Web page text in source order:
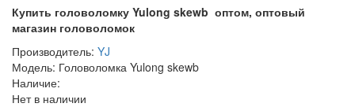
Купить головоломку Yulong skewb оптом, оптовый
магазин головоломок
Производитель: YJ
Модель: Головоломка Yulong skewb
Наличие:
Нет в наличии